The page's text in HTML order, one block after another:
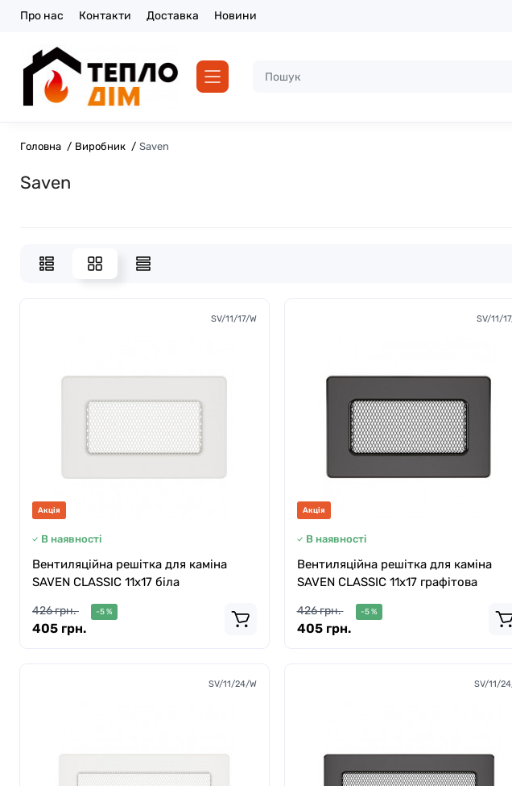
Про нас Контакти Доставка Новини
Головна Виробник Saven
Saven
SV/11/17/W
Акція
В наявності
Вентиляційна решітка для каміна
SAVEN CLASSIC 11х17 біла
426 грн. -5 %
405 грн.
SV/11/
Акція
В наявності
Вентиляційна решітка для каміна
SAVEN CLASSIC 11х17 графітова
426 грн. -5 %
405 грн.
SV/11/24/W SV/11/